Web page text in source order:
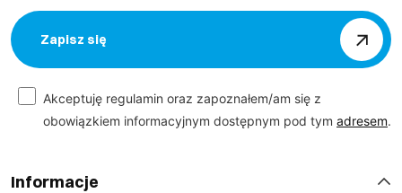
Zapisz się
Akceptuję regulamin oraz zapoznałem/am się z
obowiązkiem informacyjnym dostępnym pod tym adresem.
Informacje